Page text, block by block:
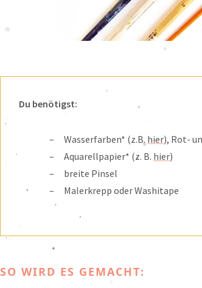
Du benötigst:
Wasserfarben* (z.B. hier), Rot-
Aquarellpapier* (z. B. hier)
breite Pinsel
Malerkrepp oder Washitape
SO WIRD ES GEMACHT: